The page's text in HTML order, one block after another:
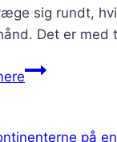
tag
sig rundt,
Det er
Har
for